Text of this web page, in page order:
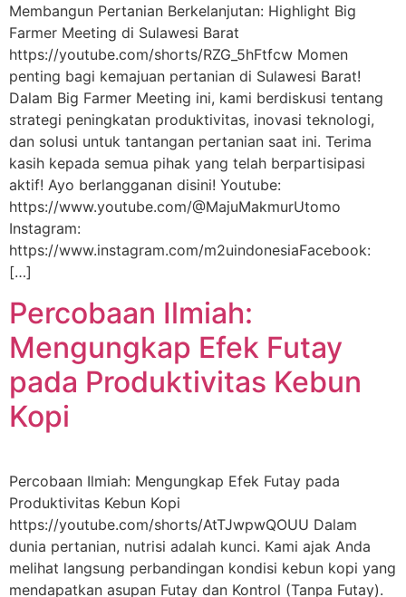
Membangun Pertanian Berkelanjutan: Highlight Big
Farmer Meeting di Sulawesi Barat
https://youtube.com/shorts/RZG_5hFtfcw Momen
penting bagi kemajuan pertanian di Sulawesi Barat!
Dalam Big Farmer Meeting ini, kami berdiskusi tentang
strategi peningkatan produktivitas, inovasi teknologi,
dan solusi untuk tantangan pertanian saat ini. Terima
kasih kepada semua pihak yang telah berpartisipasi
aktif! Ayo berlangganan disini! Youtube:
https://www.youtube.com/@MajuMakmurUtomo
Instagram:
https://www.instagram.com/m2uindonesiaFacebook:
[…]
Percobaan Ilmiah:
Mengungkap Efek Futay
pada Produktivitas Kebun
Kopi
Percobaan Ilmiah: Mengungkap Efek Futay pada
Produktivitas Kebun Kopi
https://youtube.com/shorts/AtTJwpwQOUU Dalam
dunia pertanian, nutrisi adalah kunci. Kami ajak Anda
melihat langsung perbandingan kondisi kebun kopi yang
mendapatkan asupan Futay dan Kontrol (Tanpa Futay).